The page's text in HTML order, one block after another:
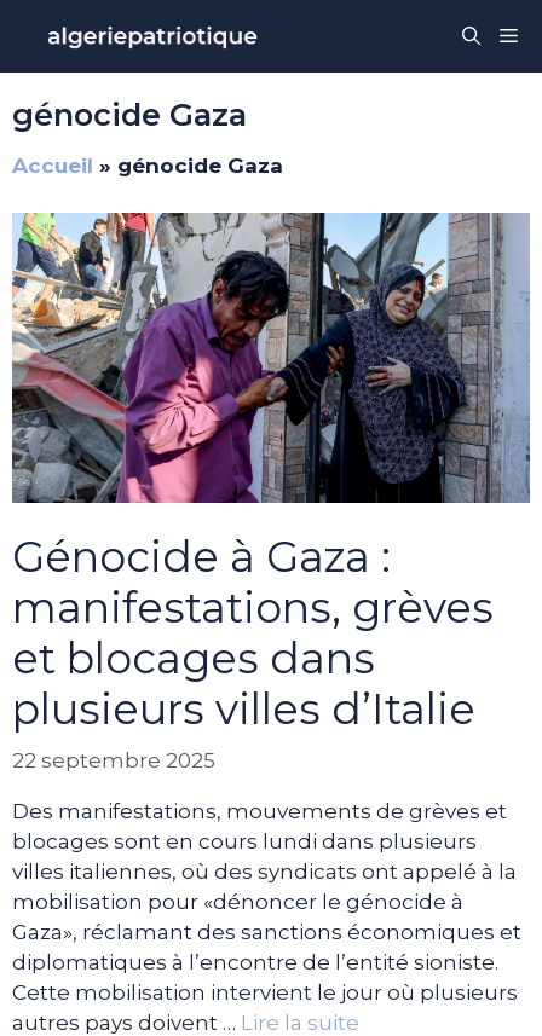
contenu
génocide Gaza
Accueil » génocide Gaza
Génocide à Gaza :
manifestations, grèves
et blocages dans
plusieurs villes d’Italie
22 septembre 2025
Des manifestations, mouvements de grèves et
blocages sont en cours lundi dans plusieurs
villes italiennes, où des syndicats ont appelé à la
mobilisation pour «dénoncer le génocide à
Gaza», réclamant des sanctions économiques et
diplomatiques à l’encontre de l’entité sioniste.
Cette mobilisation intervient le jour où plusieurs
autres pays doivent … Lire la suite